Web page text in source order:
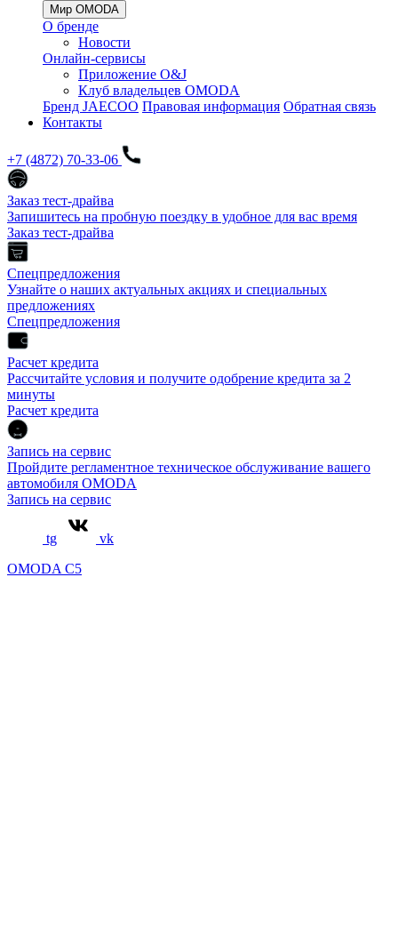
Мир OMODA
О бренде
Новости
Онлайн-сервисы
Приложение O&J
Клуб владельцев OMODA
Бренд JAECOO Правовая информация Обратная связь
Контакты
+7 (4872) 70-33-06
Заказ тест-драйва
Запишитесь на пробную поездку в удобное для вас время
Заказ тест-драйва
Спецпредложения
Узнайте о наших актуальных акциях и специальных
предложениях
Спецпредложения
Расчет кредита
Рассчитайте условия и получите одобрение кредита за 2
минуты
Расчет кредита
Запись на сервис
Пройдите регламентное техническое обслуживание вашего
автомобиля OMODA
Запись на сервис
tg
vk
OMODA C5